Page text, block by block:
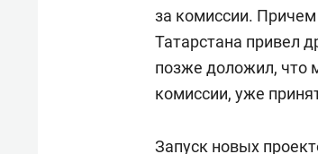
за комиссии. Причем
Татарстана привел
позже доложил, что
комиссии, уже
Запуск новых